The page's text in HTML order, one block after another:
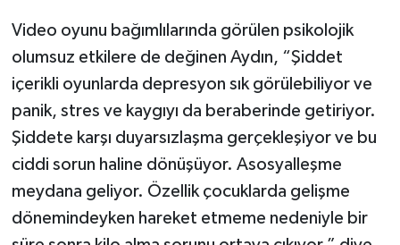
Video oyunu bağımlılarında görülen psikolojik
olumsuz etkilere de değinen Aydın, “Şiddet
içerikli oyunlarda depresyon sık görülebiliyor ve
panik, stres ve kaygıyı da beraberinde getiriyor.
Şiddete karşı duyarsızlaşma gerçekleşiyor ve bu
ciddi sorun haline dönüşüyor. Asosyalleşme
meydana geliyor. Özellik çocuklarda gelişme
dönemindeyken hareket etmeme nedeniyle bir